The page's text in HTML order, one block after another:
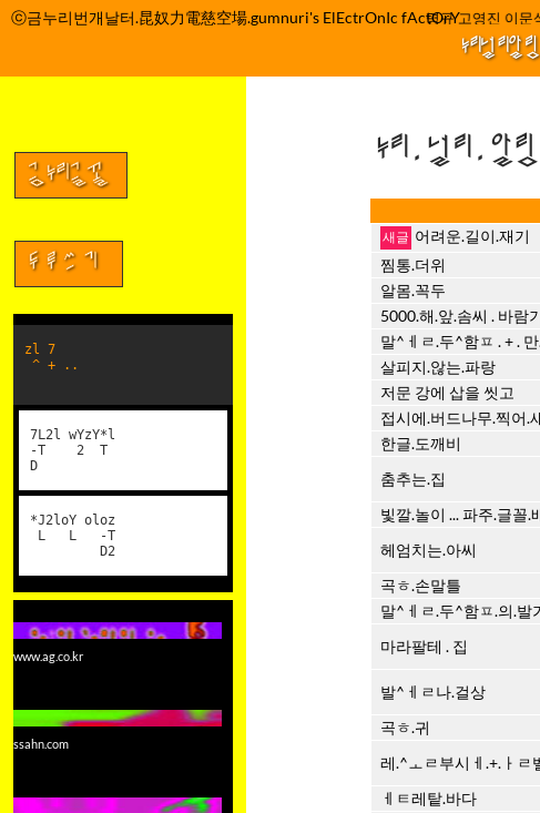
컨
기
ⓒ금누리번개날터.昆奴力電慈空場.gumnuri's ElEctrOnIc fActOrY
박정관 조명규 고영진 이문
누리널리알림
누리.널리.알림
어려운.길이.재기
찜통.더위
알몸.꼭두
5000.해.앞.솜씨 . 바람
말^ㅔㄹ.두^함ㅍ . + . 만
살피지.않는.파랑
저문 강에 삽을 씻고
접시에.버드나무.찍어.
한글.도깨비
춤추는.집
빛깔.놀이 ... 파주.글꼴.
헤엄치는.아씨
곡ㅎ.손말틀
말^ㅔㄹ.두^함ㅍ.의.발
마라팔테 . 집
발^ㅔㄹ나.걸상
곡ㅎ.귀
레.^ㅗㄹ부시ㅔ.+.ㅏㄹ
ㅔㅌ레탙.바다
금누리글꼴
두루쓰기
zl 7
^ + ..
7L2l wYzY*l
-T 2 T
D
*J2loY oloz
L L -T
D2
www.ag.co.kr
ssahn.com